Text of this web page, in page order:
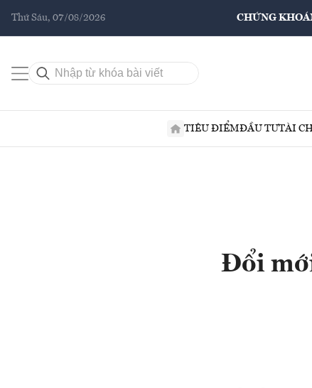
Thứ Sáu, 07/08/2026 CHỨNG
TIÊU ĐIỂMĐẦU TƯTÀI
Đổi